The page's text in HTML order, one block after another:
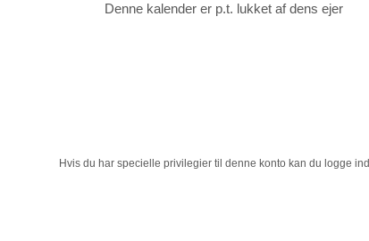
Denne kalender er p.t. lukket af dens ejer
Hvis du har specielle privilegier til denne konto kan du logge ind